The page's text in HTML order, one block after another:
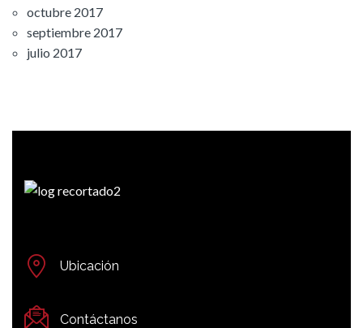
octubre 2017
septiembre 2017
julio 2017
Ubicación
Contáctanos